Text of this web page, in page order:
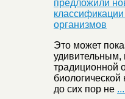
Это может
удивительным,
традиционной
до сих пор не